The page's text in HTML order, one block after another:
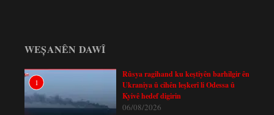
WEȘANÊN DAWÎ
1
Rûsya ragihand ku keştiyên barhilgir ên
Ukraniya û cihên leşkerî li Odessa û
Kyivê hedef digirin
06/08/2026